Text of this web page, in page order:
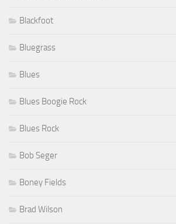
Blackfoot
Bluegrass
Blues
Blues Boogie Rock
Blues Rock
Bob Seger
Boney Fields
Brad Wilson